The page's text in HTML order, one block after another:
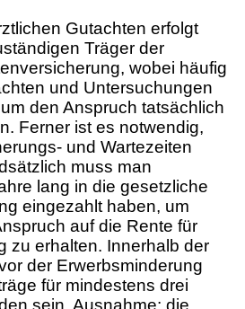
Gutachten erfolgt
Träger der
wobei häufig
und Untersuchungen
den Anspruch tatsächlich
Ferner ist es notwendig,
und Wartezeiten
muss man
lang in die gesetzliche
eingezahlt haben, um
auf die Rente für
zu erhalten. Innerhalb der
der Erwerbsminderung
für mindestens drei